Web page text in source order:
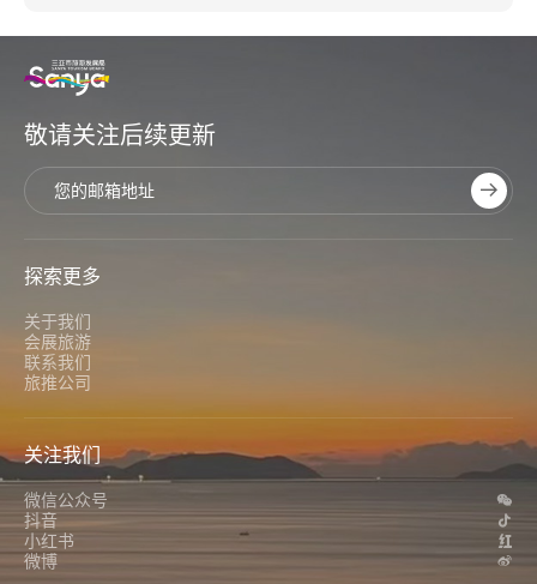
敬请关注后续更新
探索更多
关于我们
会展旅游
联系我们
旅推公司
关注我们
微信公众号
抖音
小红书
微博